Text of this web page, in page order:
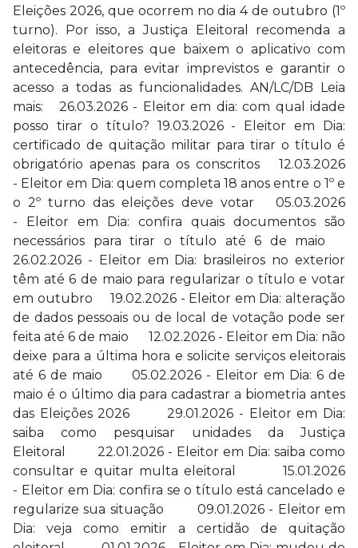
Eleições 2026, que ocorrem no dia 4 de outubro (1º
turno). Por isso, a Justiça Eleitoral recomenda a
eleitoras e eleitores que baixem o aplicativo com
antecedência, para evitar imprevistos e garantir o
acesso a todas as funcionalidades. AN/LC/DB Leia
mais: 26.03.2026 - Eleitor em dia: com qual idade
posso tirar o título? 19.03.2026 - Eleitor em Dia:
certificado de quitação militar para tirar o título é
obrigatório apenas para os conscritos 12.03.2026
- Eleitor em Dia: quem completa 18 anos entre o 1º e
o 2º turno das eleições deve votar 05.03.2026
- Eleitor em Dia: confira quais documentos são
necessários para tirar o título até 6 de maio
26.02.2026 - Eleitor em Dia: brasileiros no exterior
têm até 6 de maio para regularizar o título e votar
em outubro 19.02.2026 - Eleitor em Dia: alteração
de dados pessoais ou de local de votação pode ser
feita até 6 de maio 12.02.2026 - Eleitor em Dia: não
deixe para a última hora e solicite serviços eleitorais
até 6 de maio 05.02.2026 - Eleitor em Dia: 6 de
maio é o último dia para cadastrar a biometria antes
das Eleições 2026 29.01.2026 - Eleitor em Dia:
saiba como pesquisar unidades da Justiça
Eleitoral 22.01.2026 - Eleitor em Dia: saiba como
consultar e quitar multa eleitoral 15.01.2026
- Eleitor em Dia: confira se o título está cancelado e
regularize sua situação 09.01.2026 - Eleitor em
Dia: veja como emitir a certidão de quitação